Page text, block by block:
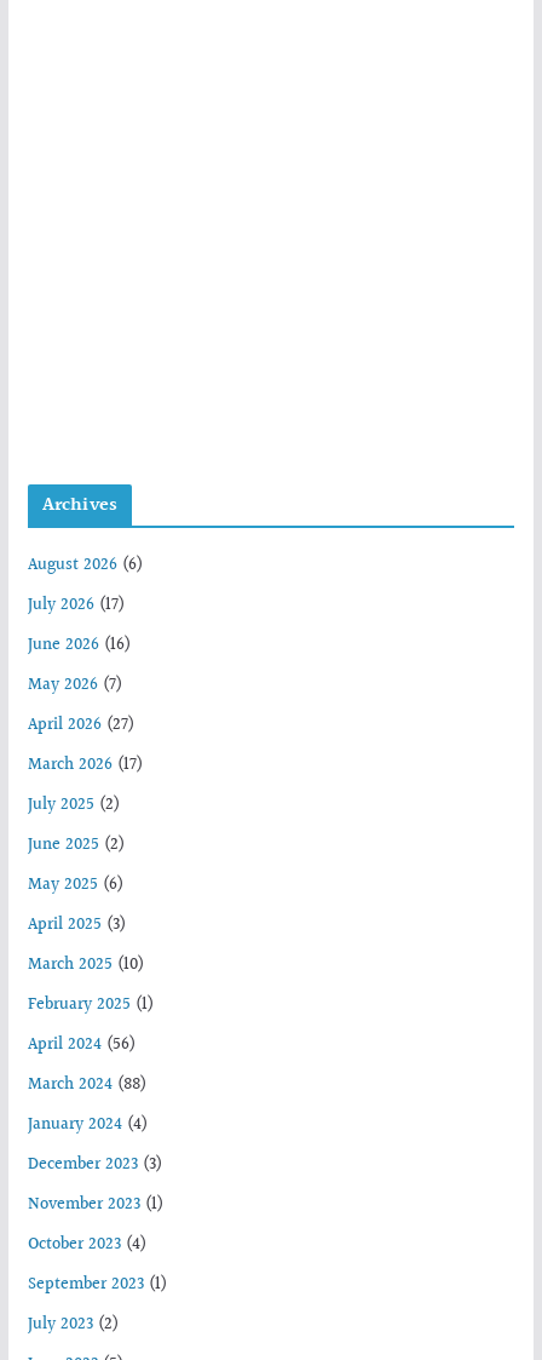
Archives
August 2026(6)
July 2026(17)
June 2026(16)
May 2026(7)
April 2026(27)
March 2026(17)
July 2025 (2)
June 2025 (2)
May 2025 (6)
April 2025 (3)
March 2025 (10)
February 2025 (1)
April 2024(56)
March 2024(88)
January 2024(4)
December 2023(3)
November 2023(1)
October 2023(4)
September 2023(1)
July 2023(2)